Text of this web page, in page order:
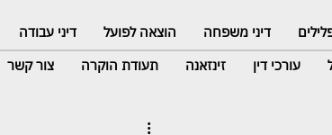
דיני משפחה הוצאה לפועל דיני עבודה
עורכי דין זינזאנה תעודת הוקרה צור קשר